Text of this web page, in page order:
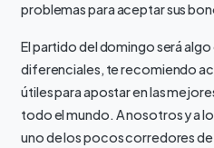
problemas para aceptar sus
El partido del domingo será
diferenciales, te recomiendo
útiles para apostar en las
todo el mundo. A nosotros y a
uno de los pocos corredores